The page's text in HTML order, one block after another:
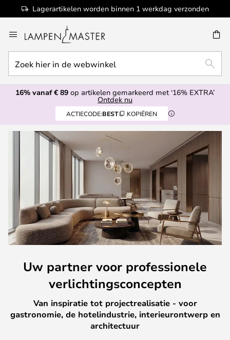
100+ designermerken
naar
de
inhoud
hier
in
de16% vanaf € 89 op artikelen gemarkeerd met ‘16% EXTRA’
Ontdek nu
ACTIECODE:BEST KOPIËREN
Uw partner voor professionele
verlichtingsconcepten
Van inspiratie tot projectrealisatie - voor
gastronomie, de hotelindustrie, interieurontwerp en
architectuur